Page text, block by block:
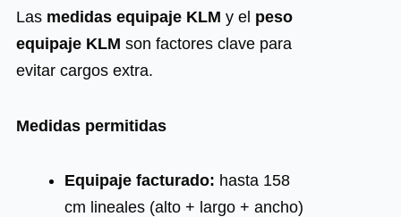
Las medidas equipaje KLM y el peso
equipaje KLM son factores clave para
evitar cargos extra.
Medidas permitidas
Equipaje facturado: hasta 158
cm lineales (alto + largo + ancho)